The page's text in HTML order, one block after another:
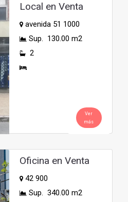
Local en Venta
avenida 51 1000
Sup. 130.00 m2
2
Ver
más
Oficina en Venta
42 900
Sup. 340.00 m2